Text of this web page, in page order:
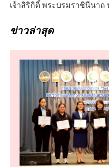
เจ้าสิริกิติ์ พระบรมราชินีนา
ข่าวล่าสุด